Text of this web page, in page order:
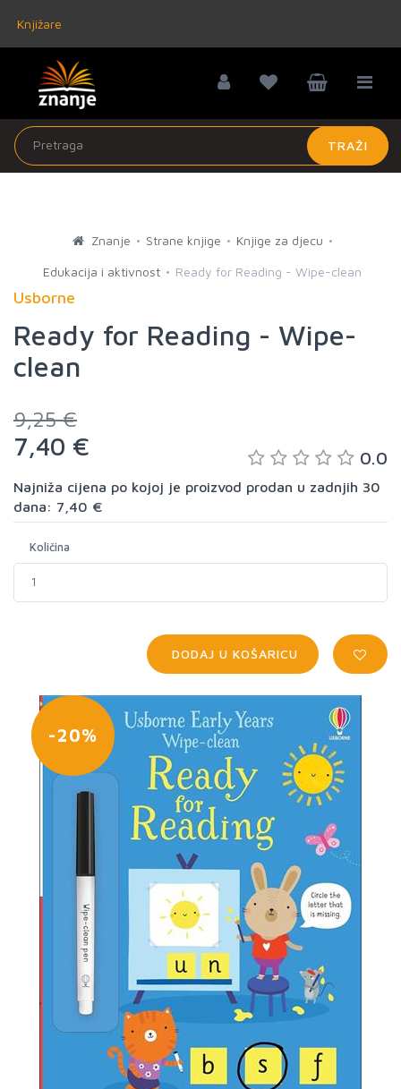
Knjižare
TRAŽI
Znanje Strane knjige Knjige za djecu
Edukacija i aktivnost Ready for Reading - Wipe-clean
Usborne
Ready for Reading - Wipe-
clean
9,25 €
7,40 € 0.0
Najniža cijena po kojoj je proizvod prodan u zadnjih 30
dana: 7,40 €
Količina
DODAJ U KOŠARICU
-20%